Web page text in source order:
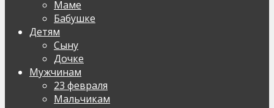
Маме
Бабушке
Детям
Сыну
Дочке
Мужчинам
23 февраля
Мальчикам